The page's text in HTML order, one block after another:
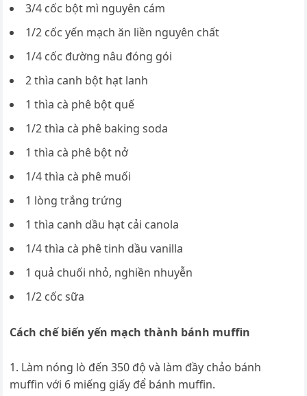
3/4 cốc bột mì nguyên cám
1/2 cốc yến mạch ăn liền nguyên chất
1/4 cốc đường nâu đóng gói
2 thìa canh bột hạt lanh
1 thìa cà phê bột quế
1/2 thìa cà phê baking soda
1 thìa cà phê bột nở
1/4 thìa cà phê muối
1 lòng trắng trứng
1 thìa canh dầu hạt cải canola
1/4 thìa cà phê tinh dầu vanilla
1 quả chuối nhỏ, nghiền nhuyễn
1/2 cốc sữa
Cách chế biến yến mạch thành bánh muffin
Làm nóng lò đến 350 độ và làm đầy chảo bánh
muffin với 6 miếng giấy để bánh muffin.